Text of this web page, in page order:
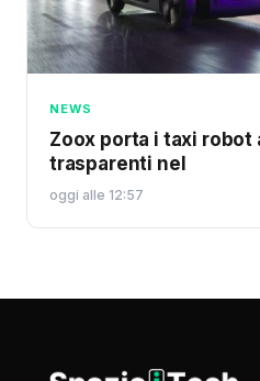
NEWS
Zoox porta i taxi robot
trasparenti nel
oggi alle 12:57